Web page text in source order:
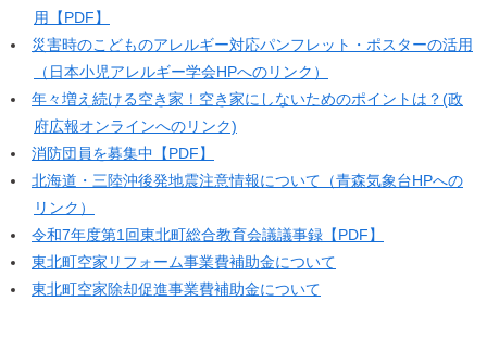
用【PDF】
災害時のこどものアレルギー対応パンフレット・ポスターの活用
（日本小児アレルギー学会HPへのリンク）
年々増え続ける空き家！空き家にしないためのポイントは？(政
府広報オンラインへのリンク)
消防団員を募集中【PDF】
北海道・三陸沖後発地震注意情報について（青森気象台HPへの
リンク）
令和7年度第1回東北町総合教育会議議事録【PDF】
東北町空家リフォーム事業費補助金について
東北町空家除却促進事業費補助金について